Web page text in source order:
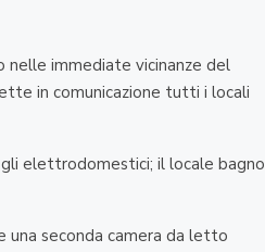
immediate vicinanze del
in comunicazione tutti i locali
elettrodomestici; il locale bagno
una seconda camera da letto